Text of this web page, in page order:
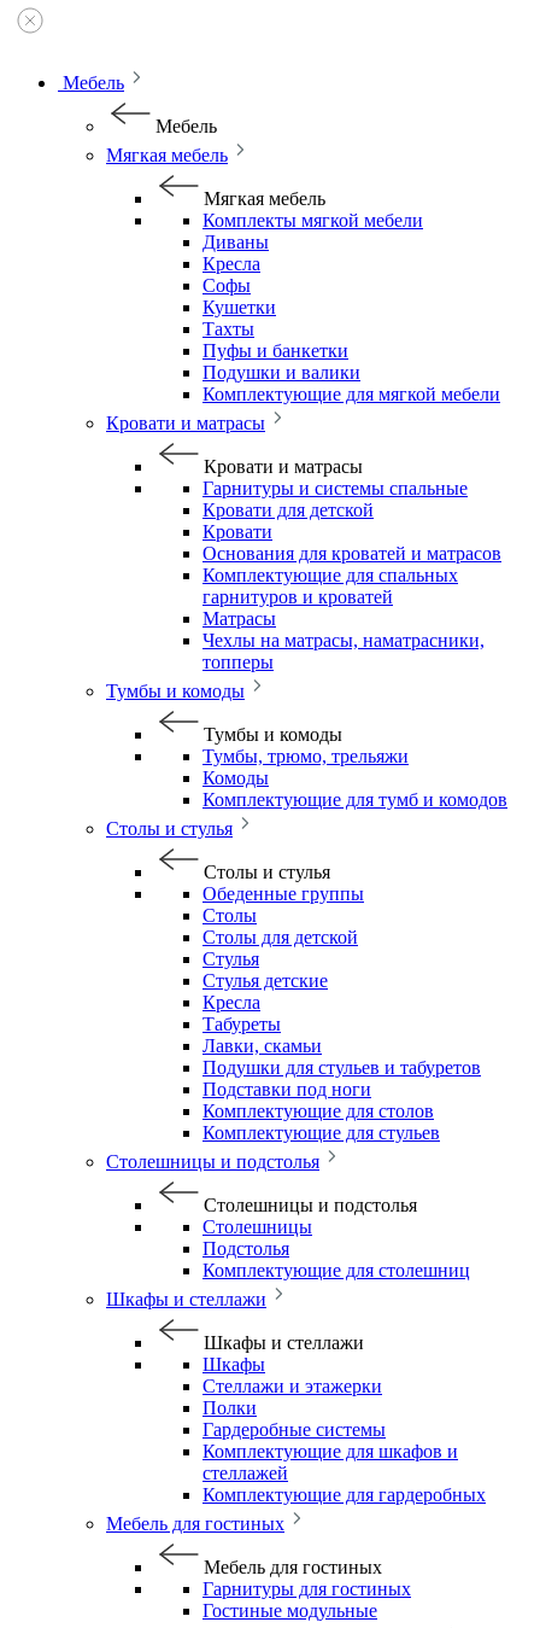
Мебель
Мебель
Мягкая мебель
Мягкая мебель
Комплекты мягкой мебели
Диваны
Кресла
Софы
Кушетки
Тахты
Пуфы и банкетки
Подушки и валики
Комплектующие для мягкой мебели
Кровати и матрасы
Кровати и матрасы
Гарнитуры и системы спальные
Кровати для детской
Кровати
Основания для кроватей и матрасов
Комплектующие для спальных
гарнитуров и кроватей
Матрасы
Чехлы на матрасы, наматрасники,
топперы
Тумбы и комоды
Тумбы и комоды
Тумбы, трюмо, трельяжи
Комоды
Комплектующие для тумб и комодов
Столы и стулья
Столы и стулья
Обеденные группы
Столы
Столы для детской
Стулья
Стулья детские
Кресла
Табуреты
Лавки, скамьи
Подушки для стульев и табуретов
Подставки под ноги
Комплектующие для столов
Комплектующие для стульев
Столешницы и подстолья
Столешницы и подстолья
Столешницы
Подстолья
Комплектующие для столешниц
Шкафы и стеллажи
Шкафы и стеллажи
Шкафы
Стеллажи и этажерки
Полки
Гардеробные системы
Комплектующие для шкафов и
стеллажей
Комплектующие для гардеробных
Мебель для гостиных
Мебель для гостиных
Гарнитуры для гостиных
Гостиные модульные